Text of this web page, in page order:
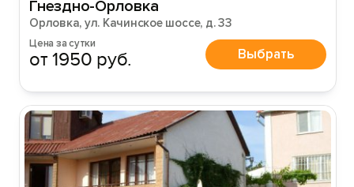
Гнездно-Орловка
Орловка, ул. Качинское шоссе, д. 33
Цена за сутки
от 1950 руб. Выбрать